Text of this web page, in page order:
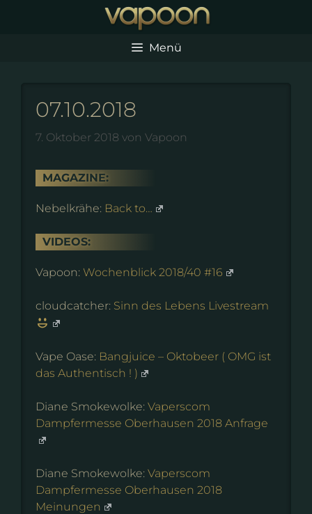
Menü
07.10.2018
7. Oktober 2018 von Vapoon
MAGAZINE:
Nebelkrähe: Back to…
VIDEOS:
Vapoon: Wochenblick 2018/40 #16
cloudcatcher: Sinn des Lebens Livestream
Vape Oase: Bangjuice – Oktobeer ( OMG ist
das Authentisch ! )
Diane Smokewolke: Vaperscom
Dampfermesse Oberhausen 2018 Anfrage
Diane Smokewolke: Vaperscom
Dampfermesse Oberhausen 2018
Meinungen